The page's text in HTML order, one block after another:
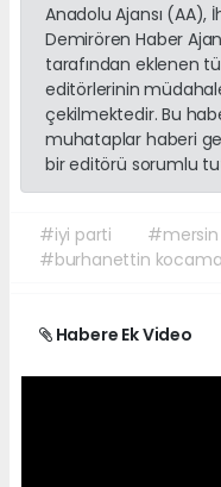
Anadolu Ajansı (AA),
Demirören Haber
tarafından eklenen
editörlerinin
çekilmektedir. Bu
muhataplar haberi
bir editörü sorumlu
#iyi parti #mersin
#burhanettin
Habere Ek Video